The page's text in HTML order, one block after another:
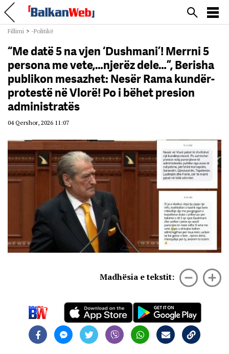
Fillimi > -Politikë
“Me datë 5 na vjen ‘Dushmani’! Merrni 5
persona me vete,…njerëz dele…”, Berisha
publikon mesazhet: Nesër Rama kundër-
protestë në Vlorë! Po i bëhet presion
administratës
04 Qershor, 2026 11:07
Madhësia e tekstit: